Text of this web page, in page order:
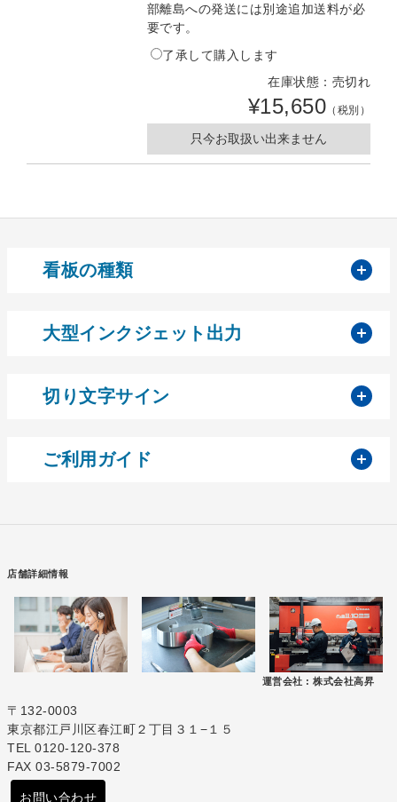
部離島への発送には別途追加送料が必
要です。
了承して購入します
在庫状態：売切れ
¥15,650 （税別）
只今お取扱い出来ません
看板の種類
大型インクジェット出力
切り文字サイン
ご利用ガイド
店舗詳細情報
運営会社 : 株式会社高昇
〒132-0003
東京都江戸川区春江町２丁目３１−１５
TEL 0120-120-378
FAX 03-5879-7002
お問い合わせ